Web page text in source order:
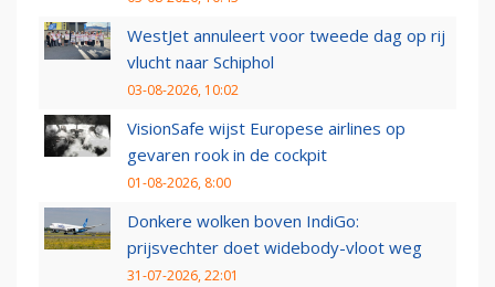
WestJet annuleert voor tweede dag op rij
vlucht naar Schiphol
03-08-2026, 10:02
VisionSafe wijst Europese airlines op
gevaren rook in de cockpit
01-08-2026, 8:00
Donkere wolken boven IndiGo:
prijsvechter doet widebody-vloot weg
31-07-2026, 22:01